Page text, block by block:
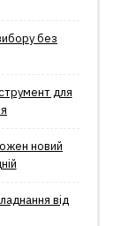
без
для
новий
від